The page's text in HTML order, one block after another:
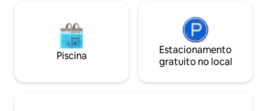
Piscina
Estacionamento
gratuito no local